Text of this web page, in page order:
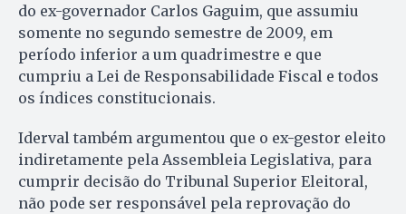
do ex-governador Carlos Gaguim, que assumiu
somente no se­gundo semestre de 2009, em
período inferior a um quadrimestre e que
cumpriu a Lei de Responsabilidade Fiscal e todos
os índices constitucionais.
Iderval também argumentou que o ex-gestor eleito
indiretamente pela Assembleia Legislativa, para
cumprir decisão do Tribunal Superior Eleitoral,
não pode ser responsável pela reprovação do